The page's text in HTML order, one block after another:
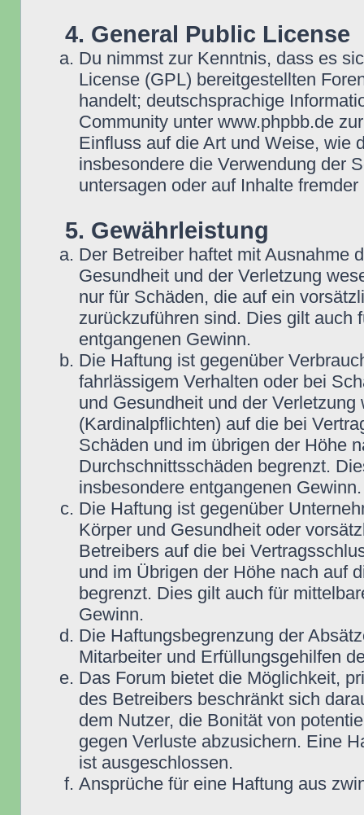
4. General Public License
Du nimmst zur Kenntnis, dass es
License (GPL) bereitgestellten
handelt; deutschsprachige
Community unter www.phpbb.de
Einfluss auf die Art und Weise, wie
insbesondere die Verwendung der
untersagen oder auf Inhalte
5. Gewährleistung
Der Betreiber haftet mit Ausnahme
Gesundheit und der Verletzung
nur für Schäden, die auf ein
zurückzuführen sind. Dies gilt auch
entgangenen Gewinn.
Die Haftung ist gegenüber
fahrlässigem Verhalten oder bei
und Gesundheit und der
(Kardinalpflichten) auf die bei
Schäden und im übrigen der Höhe
Durchschnittsschäden begrenzt.
insbesondere entgangenen Gewinn.
Die Haftung ist gegenüber
Körper und Gesundheit oder
Betreibers auf die bei
und im Übrigen der Höhe nach auf
begrenzt. Dies gilt auch für
Gewinn.
Die Haftungsbegrenzung der
Mitarbeiter und Erfüllungsgehilfen
Das Forum bietet die Möglichkeit,
des Betreibers beschränkt sich
dem Nutzer, die Bonität von
gegen Verluste abzusichern. Eine
ist ausgeschlossen.
Ansprüche für eine Haftung aus